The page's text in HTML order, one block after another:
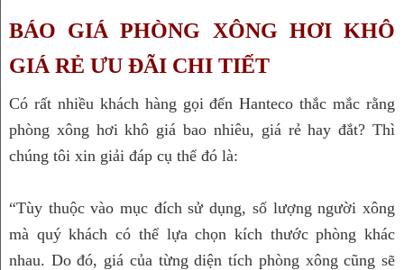
BÁO GIÁ PHÒNG XÔNG HƠI KHÔ
GIÁ RẺ ƯU ĐÃI CHI TIẾT
Có rất nhiều khách hàng gọi đến Hanteco thắc mắc rằng
phòng xông hơi khô giá bao nhiêu, giá rẻ hay đắt? Thì
chúng tôi xin giải đáp cụ thể đó là:
“Tùy thuộc vào mục đích sử dụng, số lượng người xông
mà quý khách có thể lựa chọn kích thước phòng khác
nhau. Do đó, giá của từng diện tích phòng xông cũng sẽ